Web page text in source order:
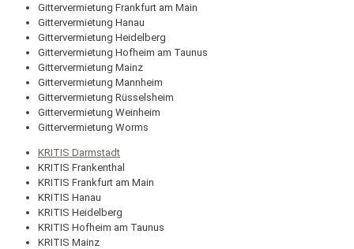
Gittervermietung Frankfurt am Main
Gittervermietung Hanau
Gittervermietung Heidelberg
Gittervermietung Hofheim am Taunus
Gittervermietung Mainz
Gittervermietung Mannheim
Gittervermietung Rüsselsheim
Gittervermietung Weinheim
Gittervermietung Worms
KRITIS Darmstadt
KRITIS Frankenthal
KRITIS Frankfurt am Main
KRITIS Hanau
KRITIS Heidelberg
KRITIS Hofheim am Taunus
KRITIS Mainz